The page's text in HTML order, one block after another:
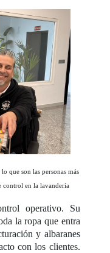
que son las personas más
control en la lavandería
operativo. Su
la ropa que entra
y albaranes
con los clientes.